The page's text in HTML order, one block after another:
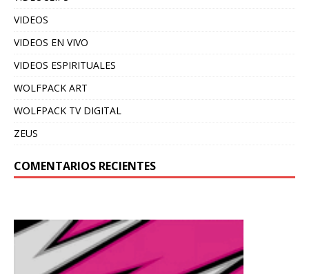
VIDEOS
VIDEOS EN VIVO
VIDEOS ESPIRITUALES
WOLFPACK ART
WOLFPACK TV DIGITAL
ZEUS
COMENTARIOS RECIENTES